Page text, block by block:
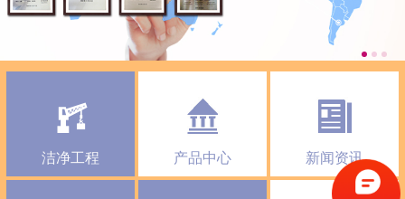
洁净工程 产品中心 新闻资讯